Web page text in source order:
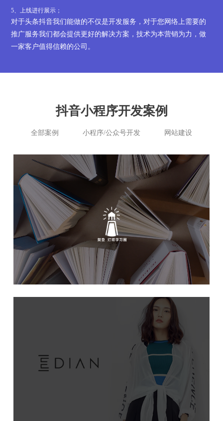
5、上线进行展示；
对于头条抖音我们能做的不仅是开发服务，对于您网络上需要的
推广服务我们都会提供更好的解决方案，技术为本营销为力，做
一家客户值得信赖的公司。
抖音小程序开发案例
全部案例 小程序/公众号开发 网站建设